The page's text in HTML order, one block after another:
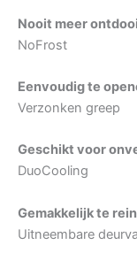
Nooit meer
NoFrost
Eenvoudig te
Verzonken greep
Geschikt voor
DuoCooling
Gemakkelijk te
Uitneembare